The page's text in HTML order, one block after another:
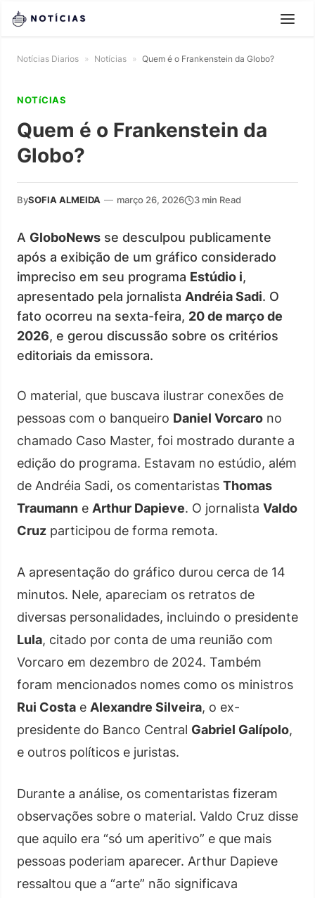
Notícias Diarios » Notícias » Quem é o Frankenstein da Globo?
NOTíCIAS
Quem é o Frankenstein da
Globo?
BySOFIA ALMEIDA — março 26, 2026 3 min Read
A GloboNews se desculpou publicamente
após a exibição de um gráfico considerado
impreciso em seu programa Estúdio i,
apresentado pela jornalista Andréia Sadi. O
fato ocorreu na sexta-feira, 20 de março de
2026, e gerou discussão sobre os critérios
editoriais da emissora.
O material, que buscava ilustrar conexões de
pessoas com o banqueiro Daniel Vorcaro no
chamado Caso Master, foi mostrado durante a
edição do programa. Estavam no estúdio, além
de Andréia Sadi, os comentaristas Thomas
Traumann e Arthur Dapieve. O jornalista Valdo
Cruz participou de forma remota.
A apresentação do gráfico durou cerca de 14
minutos. Nele, apareciam os retratos de
diversas personalidades, incluindo o presidente
Lula, citado por conta de uma reunião com
Vorcaro em dezembro de 2024. Também
foram mencionados nomes como os ministros
Rui Costa e Alexandre Silveira, o ex-
presidente do Banco Central Gabriel Galípolo,
e outros políticos e juristas.
Durante a análise, os comentaristas fizeram
observações sobre o material. Valdo Cruz disse
que aquilo era “só um aperitivo” e que mais
pessoas poderiam aparecer. Arthur Dapieve
ressaltou que a “arte” não significava